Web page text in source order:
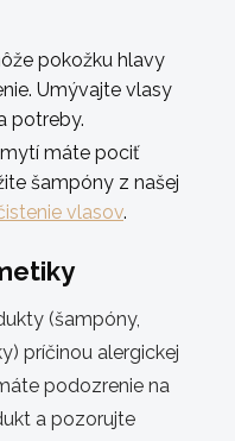
pokožku hlavy
Umývajte vlasy
potreby.
máte pociť
šampóny z našej
vlasov.
(šampóny,
príčinou alergickej
podozrenie na
a pozorujte